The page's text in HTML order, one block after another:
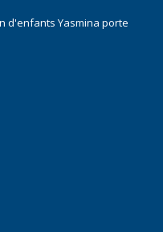
d'enfants Yasmina porte